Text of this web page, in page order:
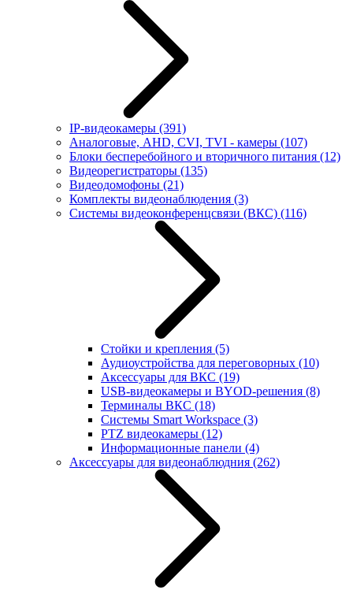
IP-видеокамеры (391)
Аналоговые, AHD, CVI, TVI - камеры (107)
Блоки бесперебойного и вторичного питания (12)
Видеорегистраторы (135)
Видеодомофоны (21)
Комплекты видеонаблюдения (3)
Системы видеоконференцсвязи (ВКС) (116)
Стойки и крепления (5)
Аудиоустройства для переговорных (10)
Аксессуары для ВКС (19)
USB-видеокамеры и BYOD-решения (8)
Терминалы ВКС (18)
Системы Smart Workspace (3)
PTZ видеокамеры (12)
Информационные панели (4)
Аксессуары для видеонаблюдния (262)